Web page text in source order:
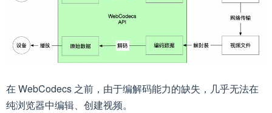
在 WebCodecs 之前，由于编解码能力的缺失，几乎无法在
纯浏览器中编辑、创建视频。